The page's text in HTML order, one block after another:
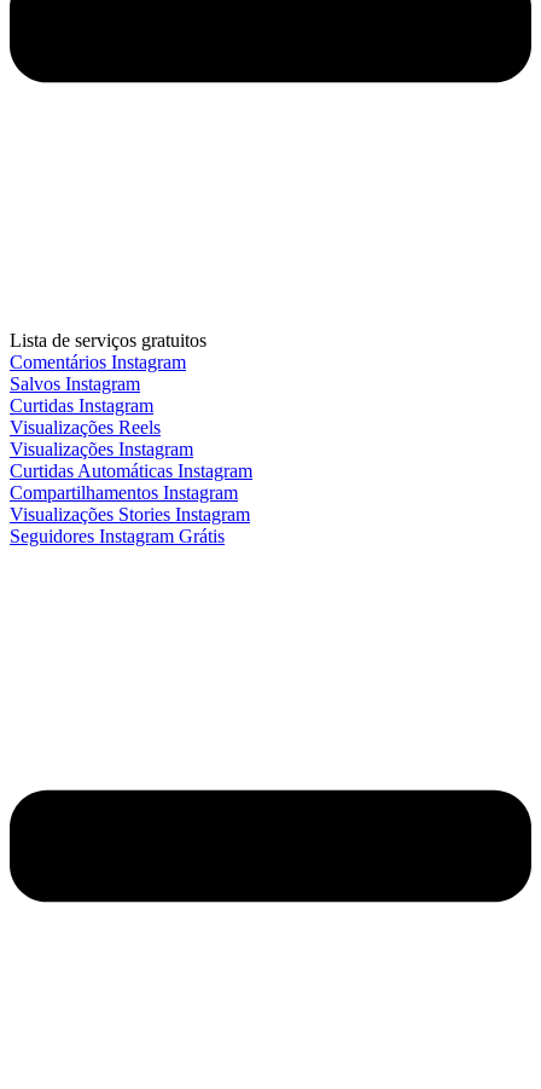
Lista de serviços gratuitos
Comentários Instagram
Salvos Instagram
Curtidas Instagram
Visualizações Reels
Visualizações Instagram
Curtidas Automáticas Instagram
Compartilhamentos Instagram
Visualizações Stories Instagram
Seguidores Instagram Grátis